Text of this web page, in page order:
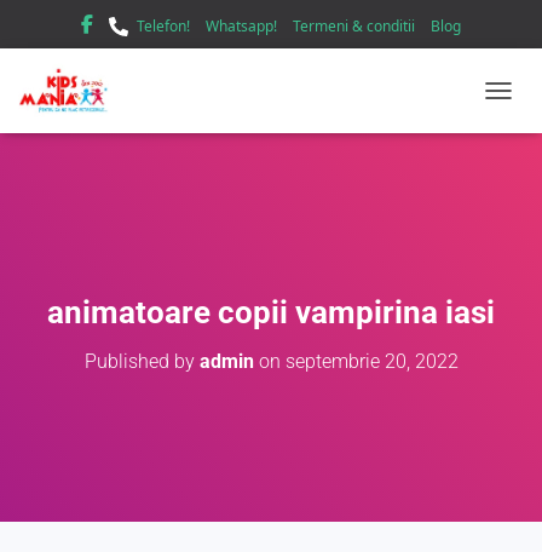
Telefon! Whatsapp! Termeni & conditii Blog
animatoare copii vampirina iasi
Published by adminon septembrie 20, 2022